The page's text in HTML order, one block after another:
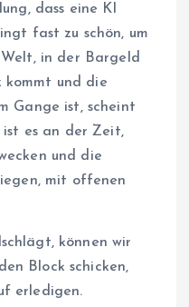
dass eine KI
fast zu schön, um
in der Bargeld
kommt und die
Gange ist, scheint
ist es an der Zeit,
und die
mit offenen
können wir
Block schicken,
erledigen.